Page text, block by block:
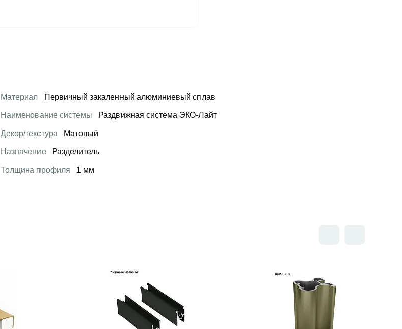
Материал Первичный закаленный алюминиевый сплав
Наименование системы Раздвижная система ЭКО-Лайт
Декор/текстура Матовый
Назначение Разделитель
Толщина профиля 1 мм